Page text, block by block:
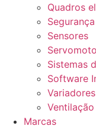
Quadros
Sensores
Sistemas
Software
Ventilação
Marcas